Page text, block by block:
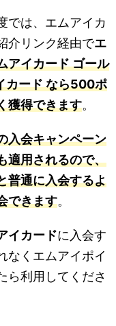
では、エムアイカ
介リンク経由でエ
アイカード ゴール
カードなら500ポ
獲得できます。
入会キャンペーン
適用されるので、
普通に入会するよ
できます。
イカードに入会す
なくエムアイポイ
ら利用してくださ